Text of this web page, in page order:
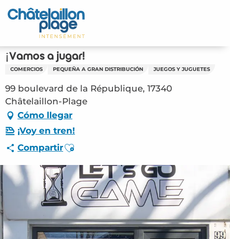
Aller
au
principal
Inicio – ES
Descubra
Actividades
Vivir
Citas
Su estancia - ES
ORG – ¡Vamos a jugar! (Châtelaillon-Plage)
#2892023
¡Vamos a jugar!
COMERCIOS PEQUEÑA A GRAN DISTRIBUCIÓN JUEGOS Y JUGUETES
99 boulevard de la République, 17340
Châtelaillon-Plage
Cómo llegar
¡Voy en tren!
CompartirAjouter aux favoris